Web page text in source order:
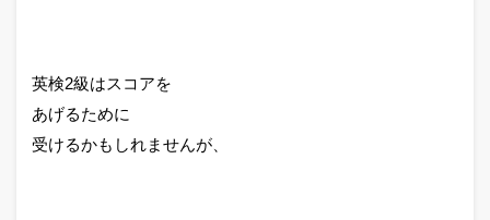
英検2級はスコアを
あげるために
受けるかもしれませんが、